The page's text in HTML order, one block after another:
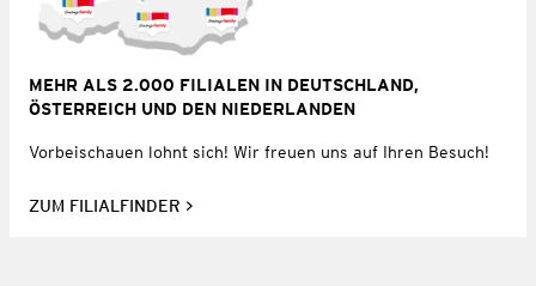
MEHR ALS 2.000 FILIALEN IN DEUTSCHLAND,
ÖSTERREICH UND DEN NIEDERLANDEN
Vorbeischauen lohnt sich! Wir freuen uns auf Ihren Besuch!
ZUM FILIALFINDER